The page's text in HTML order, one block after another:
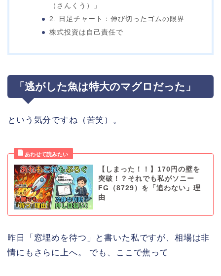
（さんくう）」
2. 日足チャート：伸び切ったゴムの限界
株式投資は自己責任で
「逃がした魚は特大のマグロだった」
という気分ですね（苦笑）。
【しまった！！】170円の壁を
突破！？それでも私がソニー
FG（8729）を「追わない」理
由
昨日「窓埋めを待つ」と書いた私ですが、相場は非
情にもさらに上へ。 でも、ここで焦って